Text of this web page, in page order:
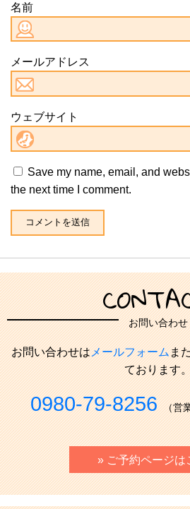
名前
メールアドレス
ウェブサイト
Save my name, email, and
the next time I comment.
お問い合わせ
お問い合わせはメールフォームま
ております
0980-79-8256 （営
» ご予約ページは